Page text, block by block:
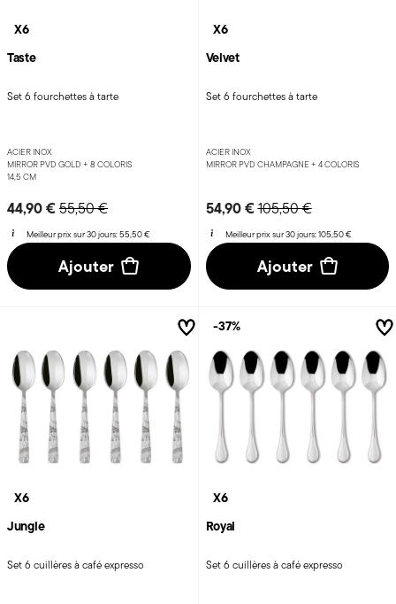
X6
Taste
Set 6 fourchettes à tarte
ACIER INOX
MIRROR PVD GOLD + 8 COLORIS
14,5 CM
44,90 €Price reduced from
55,50 €to
Meilleur prix sur 30 jours:55,50 €
Ajouter
X6
Velvet
Set 6 fourchettes à tarte
ACIER INOX
MIRROR PVD CHAMPAGNE + 4 COLORIS
54,90 €Price reduced from
105,50 €to
Meilleur prix sur 30 jours:105,50 €
Ajouter
X6
Jungle
Set 6 cuillères à café expresso
X6
Royal
Set 6 cuillères à café expresso
-37%